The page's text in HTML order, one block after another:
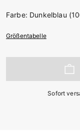
Farbe: Dunkelblau
Größentabelle
Sofort